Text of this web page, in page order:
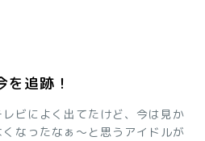
追跡！
レビによく出てたけど、今は見か
くなったなぁ～と思うアイドルが